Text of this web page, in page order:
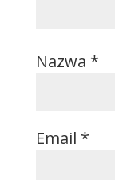
Nazwa *
Email *